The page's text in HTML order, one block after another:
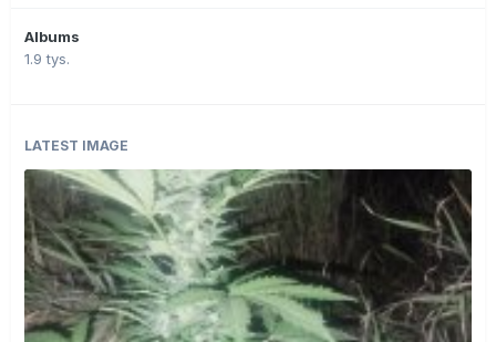
Albums
1.9 tys.
LATEST IMAGE